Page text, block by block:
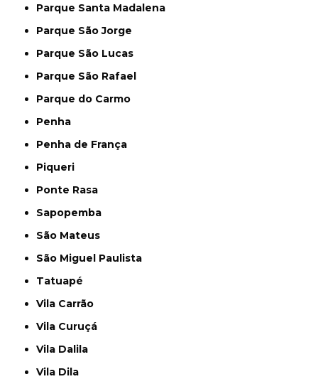
Parque Santa Madalena
Parque São Jorge
Parque São Lucas
Parque São Rafael
Parque do Carmo
Penha
Penha de França
Piqueri
Ponte Rasa
Sapopemba
São Mateus
São Miguel Paulista
Tatuapé
Vila Carrão
Vila Curuçá
Vila Dalila
Vila Dila